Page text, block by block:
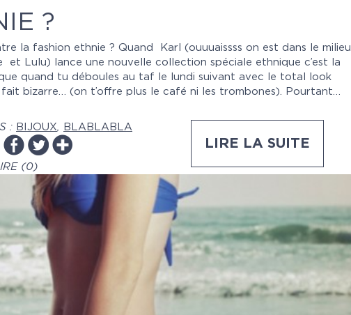
?
la fashion ethnie ? Quand Karl (ouuuaissss on est dans le milieu
et Lulu) lance une nouvelle collection spéciale ethnique c’est la
quand tu déboules au taf le lundi suivant avec le total look
bizarre… (on t’offre plus le café ni les trombones). Pourtant…
: BIJOUX
BLABLABLA
(0)
LIRE LA SUITE